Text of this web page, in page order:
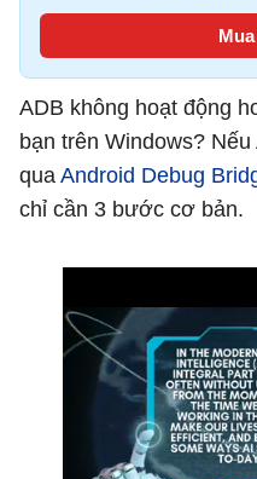
ADB không hoạt động
bạn trên Windows?
qua Android Debug
chỉ cần 3 bước cơ bản.